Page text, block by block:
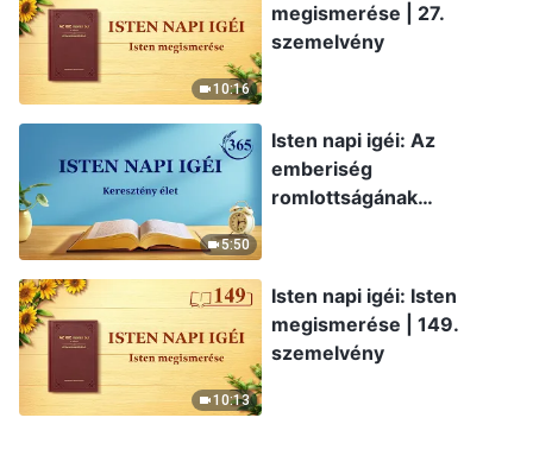
10:16
megismerése | 27.
szemelvény
5:50
Isten napi igéi: Az
emberiség
romlottságának
10:13
Isten napi igéi: Isten
megismerése | 149.
szemelvény